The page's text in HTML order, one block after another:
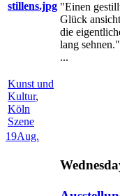
"Einen
Glück
die
lang
...
Kunst und
Kultur,
Köln
Szene
19Aug.